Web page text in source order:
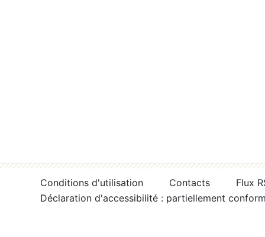
Conditions d'utilisation Contacts
Flux
Déclaration d'accessibilité : partiellement